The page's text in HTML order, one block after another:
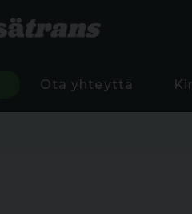
Ota yhteyttä